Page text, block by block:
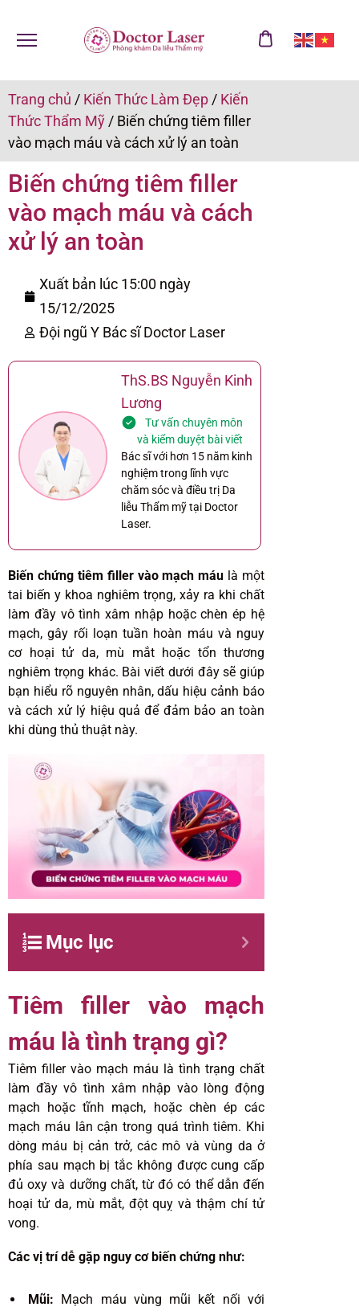
Trang chủ / Kiến Thức Làm Đẹp / Kiến
Thức Thẩm Mỹ / Biến chứng tiêm filler
vào mạch máu và cách xử lý an toàn
Biến chứng tiêm filler
vào mạch máu và cách
xử lý an toàn
Xuất bản lúc 15:00 ngày
15/12/2025
Đội ngũ Y Bác sĩ Doctor Laser
ThS.BS Nguyễn Kinh
Lương
Tư vấn chuyên môn
và kiểm duyệt bài viết
Bác sĩ với hơn 15 năm kinh
nghiệm trong lĩnh vực
chăm sóc và điều trị Da
liễu Thẩm mỹ tại Doctor
Laser.
Biến chứng tiêm filler vào mạch máu là một
tai biến y khoa nghiêm trọng, xảy ra khi chất
làm đầy vô tình xâm nhập hoặc chèn ép hệ
mạch, gây rối loạn tuần hoàn máu và nguy
cơ hoại tử da, mù mắt hoặc tổn thương
nghiêm trọng khác. Bài viết dưới đây sẽ giúp
bạn hiểu rõ nguyên nhân, dấu hiệu cảnh báo
và cách xử lý hiệu quả để đảm bảo an toàn
khi dùng thủ thuật này.
Mục lục
Tiêm filler vào mạch
máu là tình trạng gì?
Tiêm filler vào mạch máu là tình trạng chất
làm đầy vô tình xâm nhập vào lòng động
mạch hoặc tĩnh mạch, hoặc chèn ép các
mạch máu lân cận trong quá trình tiêm. Khi
dòng máu bị cản trở, các mô và vùng da ở
phía sau mạch bị tắc không được cung cấp
đủ oxy và dưỡng chất, từ đó có thể dẫn đến
hoại tử da, mù mắt, đột quỵ và thậm chí tử
vong.
Các vị trí dễ gặp nguy cơ biến chứng như:
Mũi: Mạch máu vùng mũi kết nối với